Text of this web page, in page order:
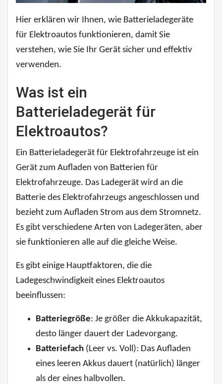
Hier erklären wir Ihnen, wie Batterieladegeräte
für Elektroautos funktionieren, damit Sie
verstehen, wie Sie Ihr Gerät sicher und effektiv
verwenden.
Was ist ein
Batterieladegerät für
Elektroautos?
Ein Batterieladegerät für Elektrofahrzeuge ist ein
Gerät zum Aufladen von Batterien für
Elektrofahrzeuge. Das Ladegerät wird an die
Batterie des Elektrofahrzeugs angeschlossen und
bezieht zum Aufladen Strom aus dem Stromnetz.
Es gibt verschiedene Arten von Ladegeräten, aber
sie funktionieren alle auf die gleiche Weise.
Es gibt einige Hauptfaktoren, die die
Ladegeschwindigkeit eines Elektroautos
beeinflussen:
Batteriegröße: Je größer die Akkukapazität,
desto länger dauert der Ladevorgang.
Batteriefach (Leer vs. Voll): Das Aufladen
eines leeren Akkus dauert (natürlich) länger
als der eines halbvollen.